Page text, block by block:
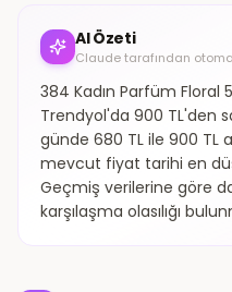
AI Özeti
Claude tarafından
384 Kadın Parfüm Floral
Trendyol'da 900 TL'den
günde 680 TL ile 900 TL
mevcut fiyat tarihi en
Geçmiş verilerine göre
karşılaşma olasılığı